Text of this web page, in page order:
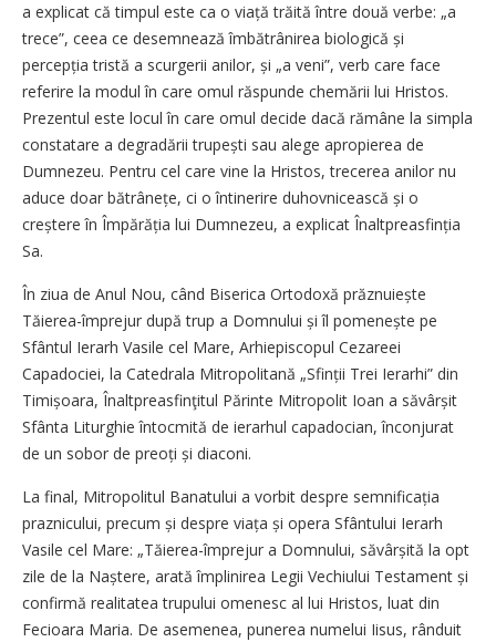
a explicat că timpul este ca o viață trăită între două verbe: „a
trece”, ceea ce desemnează îmbătrânirea biologică și
percepția tristă a scurgerii anilor, și „a veni”, verb care face
referire la modul în care omul răspunde chemării lui Hristos.
Prezentul este locul în care omul decide dacă rămâne la simpla
constatare a degradării trupești sau alege apropierea de
Dumnezeu. Pentru cel care vine la Hristos, trecerea anilor nu
aduce doar bătrânețe, ci o întinerire duhovnicească și o
creștere în Împărăția lui Dumnezeu, a explicat Înaltpreasfinția
Sa.
În ziua de Anul Nou, când Biserica Ortodoxă prăznuiește
Tăierea-împrejur după trup a Domnului și îl pomenește pe
Sfântul Ierarh Vasile cel Mare, Arhiepiscopul Cezareei
Capadociei, la Catedrala Mitropolitană „Sfinții Trei Ierarhi” din
Timișoara, Înaltpreasfinţitul Părinte Mitropolit Ioan a săvârșit
Sfânta Liturghie întocmită de ierarhul capadocian, înconjurat
de un sobor de preoți și diaconi.
La final, Mitropolitul Banatului a vorbit despre semnificația
praznicului, precum și despre viața și opera Sfântului Ierarh
Vasile cel Mare: „Tăierea-împrejur a Domnului, săvârșită la opt
zile de la Naștere, arată împlinirea Legii Vechiului Testament și
confirmă realitatea trupului omenesc al lui Hristos, luat din
Fecioara Maria. De asemenea, punerea numelui Iisus, rânduit